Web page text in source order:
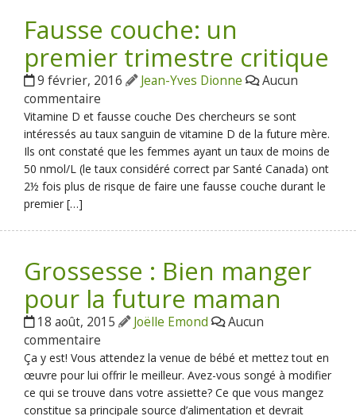
Fausse couche: un
premier trimestre critique
9 février, 2016 Jean-Yves Dionne
Aucun
commentaire
Vitamine D et fausse couche Des chercheurs se sont
intéressés au taux sanguin de vitamine D de la future mère.
Ils ont constaté que les femmes ayant un taux de moins de
50 nmol/L (le taux considéré correct par Santé Canada) ont
2½ fois plus de risque de faire une fausse couche durant le
premier […]
Grossesse : Bien manger
pour la future maman
18 août, 2015 Joëlle Emond
Aucun
commentaire
Ça y est! Vous attendez la venue de bébé et mettez tout en
œuvre pour lui offrir le meilleur. Avez-vous songé à modifier
ce qui se trouve dans votre assiette? Ce que vous mangez
constitue sa principale source d’alimentation et devrait